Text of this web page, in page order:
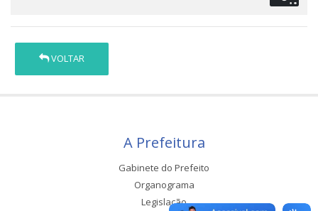
VOLTAR
A Prefeitura
Gabinete do Prefeito
Organograma
Legislação